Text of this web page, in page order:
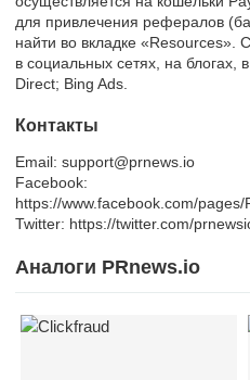
для привлечения рефералов
найти во вкладке
в социальных сетях, на блогах,
Direct; Bing Ads.
Контакты
Email: support@prnews.io
Facebook:
https://www.facebook.com/
Twitter: https://twitter.com/
Аналоги PRnews.io